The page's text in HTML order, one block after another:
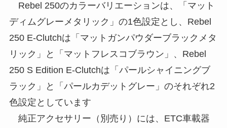
Rebel 250のカラーバリエーションは、「マット
ディムグレーメタリック」の1色設定とし、Rebel
250 E-Clutchは「マットガンパウダーブラックメタ
リック」と「マットフレスコブラウン」、Rebel
250 S Edition E-Clutchは「パールシャイニングブ
ラック」と「パールカデットグレー」のそれぞれ2
色設定としています
純正アクセサリー（別売り）には、ETC車載器